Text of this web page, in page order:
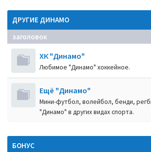
ДРУГИЕ ДИНАМО
заголовок
ХК "Динамо"
Любимое "Динамо" хоккейное.
Ещё "Динамо"
Мини-футбол, волейбол, бенди,
"Динамо" в других видах спорта.
БОНУС